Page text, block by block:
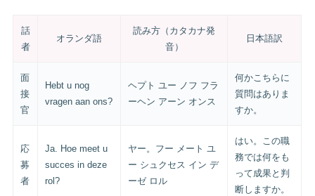
話
者
オランダ語
読み方（カタカナ発
音）
日本語訳
面
接
官
Hebt u nog
vragen aan ons?
ヘプト ユー ノフ フラ
ーヘン アーン オンス
何かこちらに
質問はありま
すか。
応
募
者
Ja. Hoe meet u
succes in deze
rol?
ヤー。フー メート ユ
ー シュクセス イン デ
ーゼ ロル
はい。この職
務では何をも
って成果と判
断しますか。